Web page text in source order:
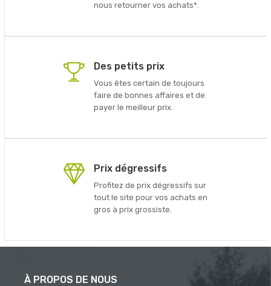
nous retourner vos achats*.
Des petits prix
Vous êtes certain de toujours
faire de bonnes affaires et de
payer le meilleur prix.
Prix dégressifs
Profitez de prix dégressifs sur
tout le site pour vos achats en
gros à prix grossiste.
À PROPOS DE NOUS